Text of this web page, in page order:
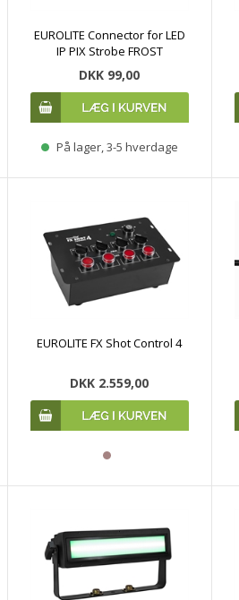
EUROLITE Connector for LED
IP PIX Strobe FROST
DKK 99,00
På lager, 3-5 hverdage
EUROLITE FX Shot Control 4
DKK 2.559,00